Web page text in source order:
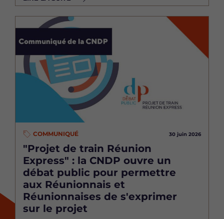
Image
COMMUNIQUÉ 30 juin 2026
"Projet de train Réunion
Express" : la CNDP ouvre un
débat public pour permettre
aux Réunionnais et
Réunionnaises de s'exprimer
sur le projet